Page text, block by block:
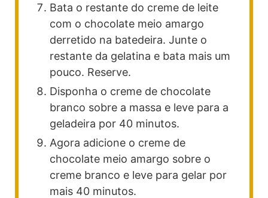
Bata o restante do creme de leite
com o chocolate meio amargo
derretido na batedeira. Junte o
restante da gelatina e bata mais um
pouco. Reserve.
Disponha o creme de chocolate
branco sobre a massa e leve para a
geladeira por 40 minutos.
Agora adicione o creme de
chocolate meio amargo sobre o
creme branco e leve para gelar por
mais 40 minutos.